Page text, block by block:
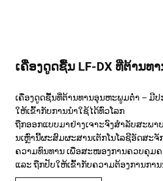
ເຄື່ອງດູດຊື້ນ LF-DX ທີ່ຕ້ານ
ເຄື່ອງດູດຊື້ນທີ່ຕ້ານທານອຸນຫະພູມຕ່ຳ – ມີ
ໃຫ້ເຂົ້າກັບການນຳໃຊ້ໄດ້ທົ່ວໂລກ
ຖືກອອກແບບມາຢ່າງເຈາະຈົງສຳລັບສະພ
ນເຫຼົ່ານີ້ຜະສົມຜະສານເຕັກໂນໂລຊີອັດສະ
ຄວາມທົນທານ ເພື່ອສະໜອງການຄວບຄຸມ
ແລະ ຖືກປັບໃຫ້ເຂົ້າກັບຄວາມຕ້ອງການກາ